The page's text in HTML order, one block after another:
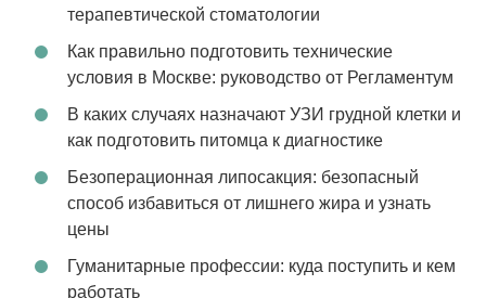
терапевтической стоматологии
Как правильно подготовить технические
условия в Москве: руководство от Регламентум
В каких случаях назначают УЗИ грудной клетки и
как подготовить питомца к диагностике
Безоперационная липосакция: безопасный
способ избавиться от лишнего жира и узнать
цены
Гуманитарные профессии: куда поступить и кем
работать